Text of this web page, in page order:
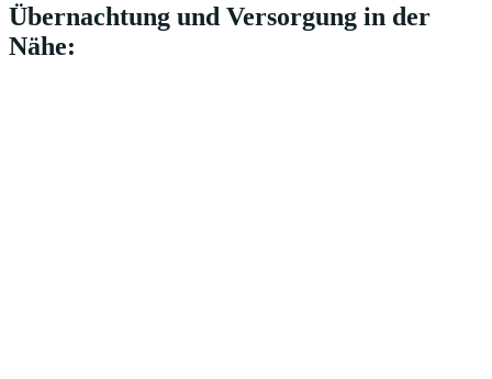
Übernachtung und Versorgung in der
Nähe: